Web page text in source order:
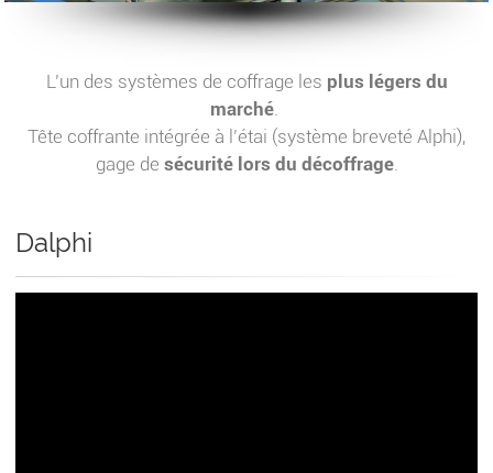
L’un des systèmes de coffrage les plus légers du
marché.
Tête coffrante intégrée à l’étai (système breveté Alphi),
gage de sécurité lors du décoffrage.
Dalphi